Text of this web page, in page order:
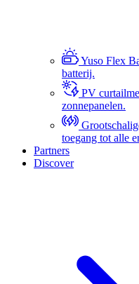
Yuso Flex
batterij.
PV
zonnepanelen.
toegang tot alle
Partners
Discover